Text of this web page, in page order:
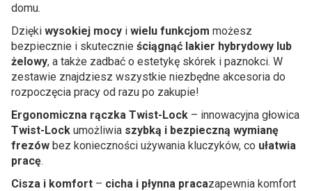
domu.
Dzięki wysokiej mocy i wielu funkcjom możesz
bezpiecznie i skutecznie ściągnąć lakier hybrydowy lub
żelowy, a także zadbać o estetykę skórek i paznokci. W
zestawie znajdziesz wszystkie niezbędne akcesoria do
rozpoczęcia pracy od razu po zakupie!
Ergonomiczna rączka Twist-Lock – innowacyjna głowica
Twist-Lock umożliwia szybką i bezpieczną wymianę
frezów bez konieczności używania kluczyków, co ułatwia
pracę.
Cisza i komfort – cicha i płynna pracazapewnia komfort